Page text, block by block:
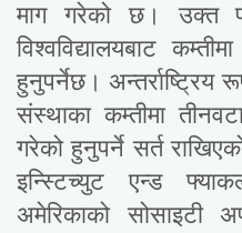
माग गरेको छ। उक्त
विश्वविद्यालयबाट
हुनुपर्नेछ। अन्तर्राष्ट्रिय
संस्थाका कम्तीमा तीनवटा
गरेको हुनुपर्ने सर्त
इन्स्टिच्युट एन्ड
अमेरिकाको सोसाइटी